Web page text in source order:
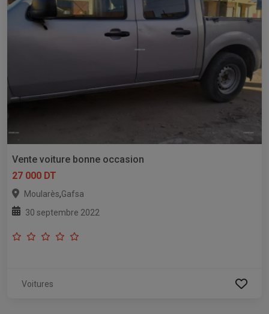
Vente voiture bonne occasion
27 000 DT
Moularès,Gafsa
30 septembre 2022
Voitures